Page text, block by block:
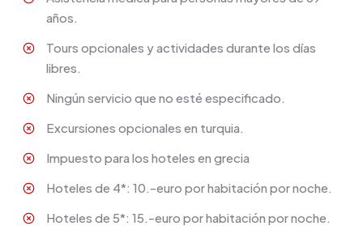
años.
Tours opcionales y actividades durante los días
libres.
Ningún servicio que no esté especificado.
Excursiones opcionales en turquia.
Impuesto para los hoteles en grecia
Hoteles de 4*: 10.-euro por habitación por noche.
Hoteles de 5*: 15.-euro por habitación por noche.